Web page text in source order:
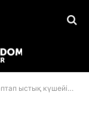
өңірде найзағай ойнайды